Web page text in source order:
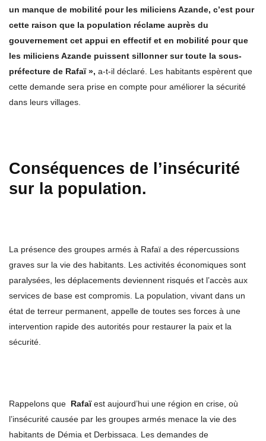
un manque de mobilité pour les miliciens Azande, c’est pour
cette raison que la population réclame auprès du
gouvernement cet appui en effectif et en mobilité pour que
les miliciens Azande puissent sillonner sur toute la sous-
préfecture de Rafaï », a-t-il déclaré. Les habitants espèrent que
cette demande sera prise en compte pour améliorer la sécurité
dans leurs villages.
Conséquences de l’insécurité
sur la population.
La présence des groupes armés à Rafaï a des répercussions
graves sur la vie des habitants. Les activités économiques sont
paralysées, les déplacements deviennent risqués et l’accès aux
services de base est compromis. La population, vivant dans un
état de terreur permanent, appelle de toutes ses forces à une
intervention rapide des autorités pour restaurer la paix et la
sécurité.
Rappelons que Rafaïest aujourd’hui une région en crise, où
l’insécurité causée par les groupes armés menace la vie des
habitants de Démia et Derbissaca. Les demandes de